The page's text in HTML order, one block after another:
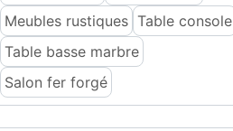
Meubles rustiques Table console
Table basse marbre
Salon fer forgé